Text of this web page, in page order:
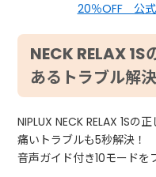
20％OFF 公式
NECK RELAX 1S
あるトラブル解決
NIPLUX NECK RELAX 1Sの
痛いトラブルも5秒解決！
音声ガイド付き10モードを